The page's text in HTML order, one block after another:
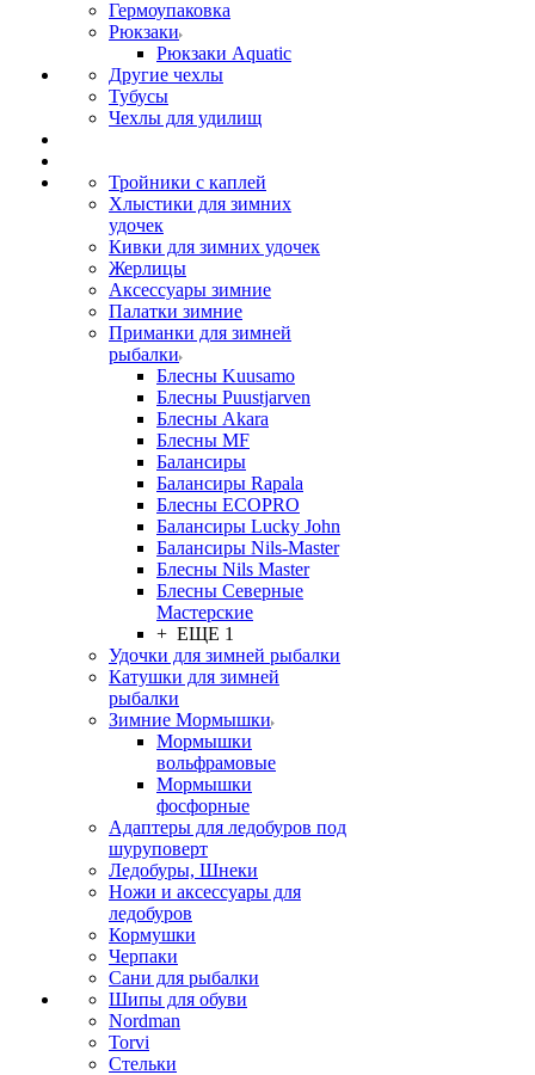
Гермоупаковка
Рюкзаки
Рюкзаки Aquatic
Другие чехлы
Тубусы
Чехлы для удилищ
Тройники с каплей
Хлыстики для зимних
удочек
Кивки для зимних удочек
Жерлицы
Аксессуары зимние
Палатки зимние
Приманки для зимней
рыбалки
Блесны Kuusamo
Блесны Puustjarven
Блесны Akara
Блесны MF
Балансиры
Балансиры Rapala
Блесны ECOPRO
Балансиры Lucky John
Балансиры Nils-Master
Блесны Nils Master
Блесны Северные
Мастерские
+ ЕЩЕ 1
Удочки для зимней рыбалки
Катушки для зимней
рыбалки
Зимние Мормышки
Мормышки
вольфрамовые
Мормышки
фосфорные
Адаптеры для ледобуров под
шуруповерт
Ледобуры, Шнеки
Ножи и аксессуары для
ледобуров
Кормушки
Черпаки
Сани для рыбалки
Шипы для обуви
Nordman
Torvi
Стельки